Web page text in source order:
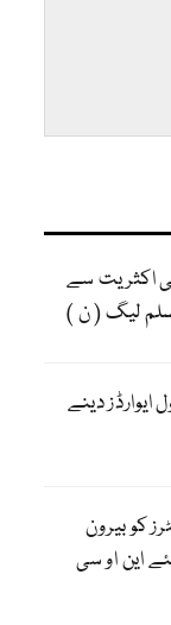
اکثریت سے
لیگ ( ن )
ایوارڈز دینے
کو بیرون
این او سی